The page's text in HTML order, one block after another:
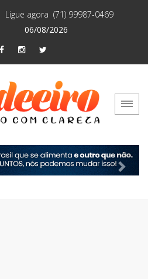
Ligue agora (71) 99987-0469
06/08/2026
Next